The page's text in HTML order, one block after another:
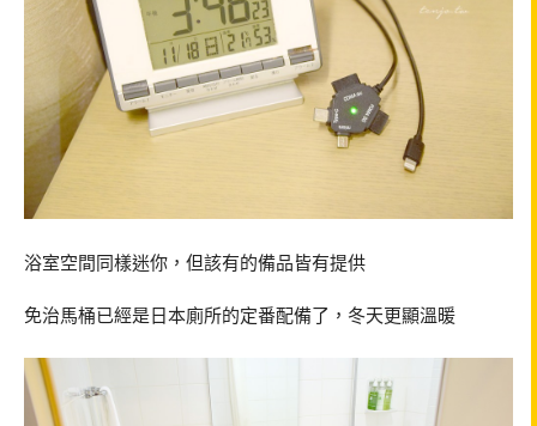
浴室空間同樣迷你，但該有的備品皆有提供
免治馬桶已經是日本廁所的定番配備了，冬天更顯溫暖